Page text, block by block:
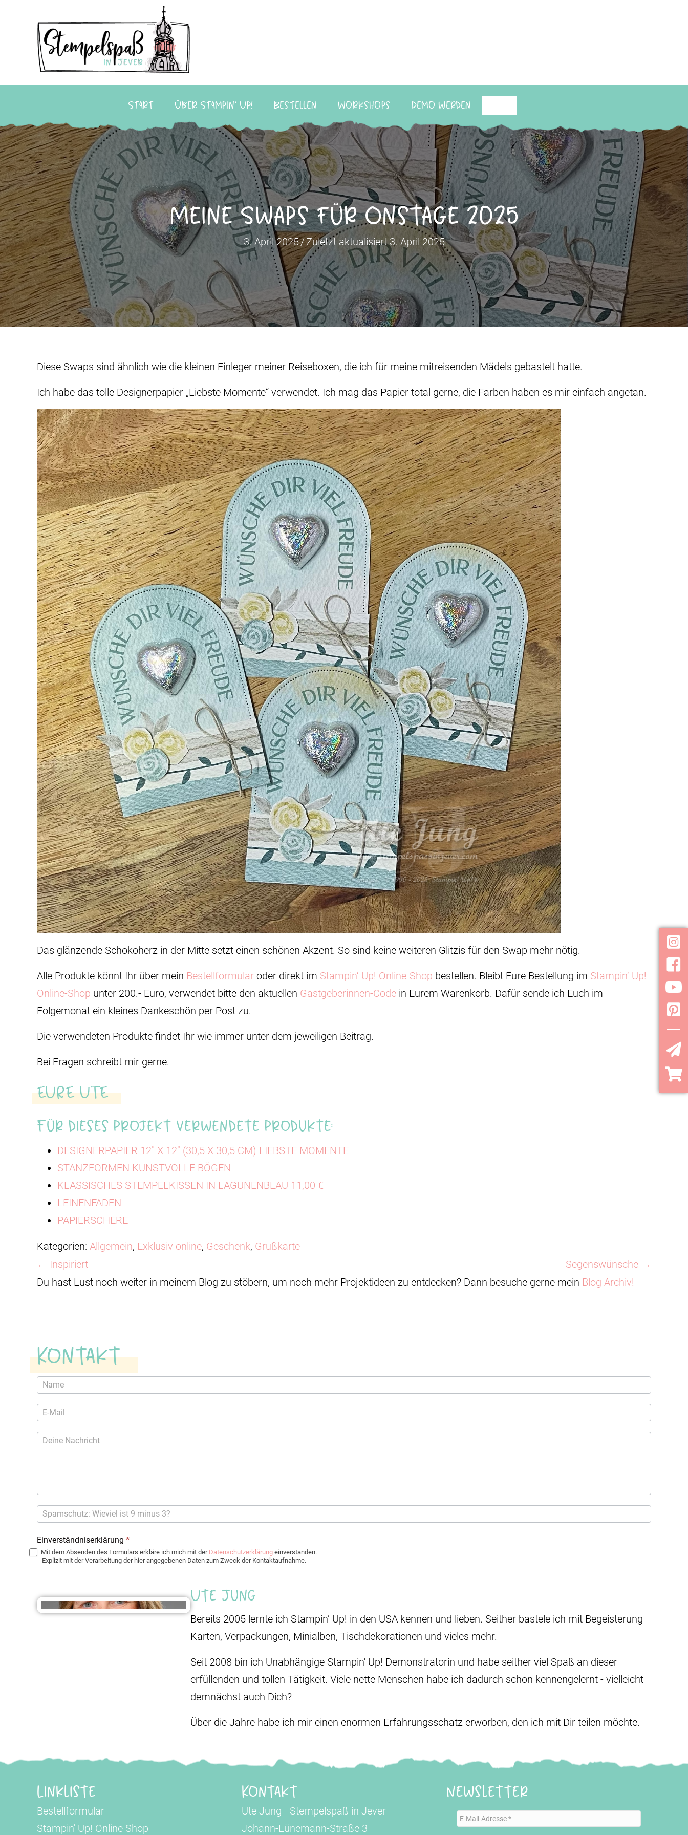
Start Über Stampin‘ Up! Bestellen Workshops Demo werden
Meine Swaps für Onstage 2025
3. April 2025/Zuletzt aktualisiert 3. April 2025
Diese Swaps sind ähnlich wie die kleinen Einleger meiner Reiseboxen, die ich für meine mitreisenden Mädels gebastelt hatte.
Ich habe das tolle Designerpapier „Liebste Momente“ verwendet. Ich mag das Papier total gerne, die Farben haben es mir einfach angetan.
Das glänzende Schokoherz in der Mitte setzt einen schönen Akzent. So sind keine weiteren Glitzis für den Swap mehr nötig.
Alle Produkte könnt Ihr über mein Bestellformular oder direkt im Stampin‘ Up! Online-Shop bestellen. Bleibt Eure Bestellung im Stampin‘ Up!
Online-Shop unter 200.- Euro, verwendet bitte den aktuellen Gastgeberinnen-Code in Eurem Warenkorb. Dafür sende ich Euch im
Folgemonat ein kleines Dankeschön per Post zu.
Die verwendeten Produkte findet Ihr wie immer unter dem jeweiligen Beitrag.
Bei Fragen schreibt mir gerne.
EURE UTE
Für dieses Projekt verwendete Produkte:
DESIGNERPAPIER 12" X 12" (30,5 X 30,5 CM) LIEBSTE MOMENTE
STANZFORMEN KUNSTVOLLE BÖGEN
KLASSISCHES STEMPELKISSEN IN LAGUNENBLAU 11,00 €
LEINENFADEN
PAPIERSCHERE
Kategorien: Allgemein, Exklusiv online, Geschenk, Grußkarte
Posts
← Inspiriert
Segenswünsche →
Du hast Lust noch weiter in meinem Blog zu stöbern, um noch mehr Projektideen zu entdecken? Dann besuche gerne mein Blog Archiv!
Kontakt
Kontaktformular
Einverständniserklärung *
Mit dem Absenden des Formulars erkläre ich mich mit der Datenschutzerklärung einverstanden.
Explizit mit der Verarbeitung der hier angegebenen Daten zum Zweck der Kontaktaufnahme.
Ute Jung
Bereits 2005 lernte ich Stampin’ Up! in den USA kennen und lieben. Seither bastele ich mit Begeisterung
Karten, Verpackungen, Minialben, Tischdekorationen und vieles mehr.
Seit 2008 bin ich Unabhängige Stampin' Up! Demonstratorin und habe seither viel Spaß an dieser
erfüllenden und tollen Tätigkeit. Viele nette Menschen habe ich dadurch schon kennengelernt - vielleicht
demnächst auch Dich?
Über die Jahre habe ich mir einen enormen Erfahrungsschatz erworben, den ich mit Dir teilen möchte.
Linkliste
Bestellformular
Stampin' Up! Online Shop
Kontakt
Ute Jung - Stempelspaß in Jever
Johann-Lünemann-Straße 3
Newsletter